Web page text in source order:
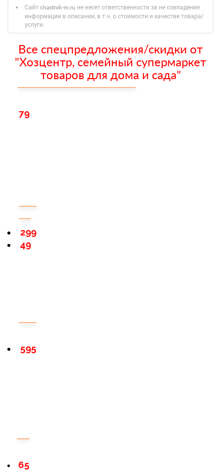
Сайт chastnik-m.ru не несет ответственности за не совпадение
информации в описании, в т.ч. о стоимости и качестве товара/
услуги.
Все спецпредложения/скидки от
"Хозцентр, семейный супермаркет
товаров для дома и сада"
79
49
299
595
65